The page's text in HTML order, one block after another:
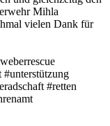
Mihla
vielen Dank für
#unterstützung
#retten